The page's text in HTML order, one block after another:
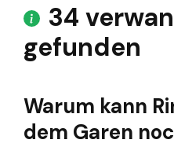
34
gefunden
Warum kann
dem Garen